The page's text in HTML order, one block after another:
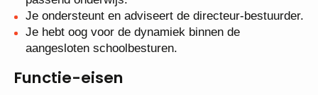
Je ondersteunt en adviseert de directeur-bestuurder.
Je hebt oog voor de dynamiek binnen de
aangesloten schoolbesturen.
Functie-eisen